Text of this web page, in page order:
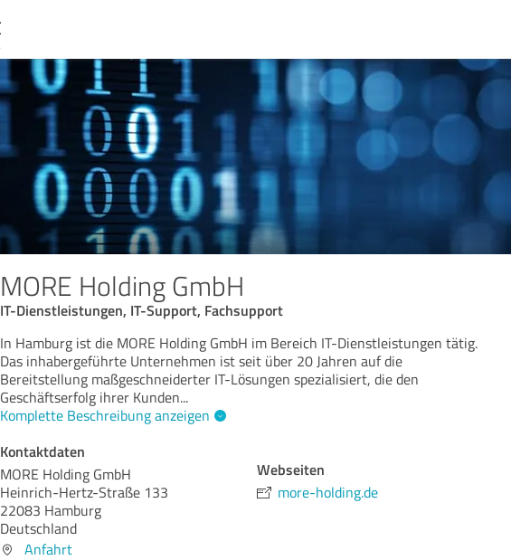
MORE Holding GmbH
IT-Dienstleistungen, IT-Support, Fachsupport
In Hamburg ist die MORE Holding GmbH im Bereich IT-Dienstleistungen tätig.
Das inhabergeführte Unternehmen ist seit über 20 Jahren auf die
Bereitstellung maßgeschneiderter IT-Lösungen spezialisiert, die den
Geschäftserfolg ihrer Kunden...
Komplette Beschreibung anzeigen
Kontaktdaten
MORE Holding GmbH
Heinrich-Hertz-Straße 133
22083 Hamburg
Deutschland
Anfahrt
Webseiten
more-holding.de